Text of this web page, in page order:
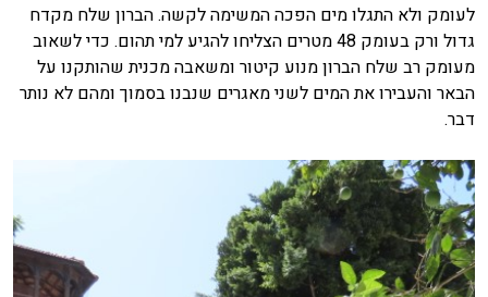
לעומק ולא התגלו מים הפכה המשימה לקשה. הברון שלח מקדח
גדול ורק בעומק 48 מטרים הצליחו להגיע למי תהום. כדי לשאוב
מעומק רב שלח הברון מנוע קיטור ומשאבה מכנית שהותקנו על
הבאר והעבירו את המים לשני מאגרים שנבנו בסמוך ומהם לא נותר
דבר.